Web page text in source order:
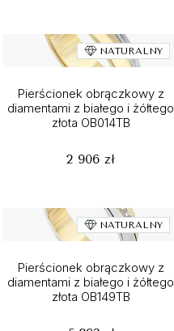
NATURALNY
Pierścionek obrączkowy z
diamentami z białego i żółtego
złota OB014TB
2 906 zł
NATURALNY
Pierścionek obrączkowy z
diamentami z białego i żółtego
złota OB149TB